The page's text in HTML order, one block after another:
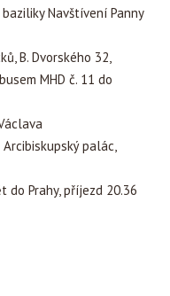
Navštívení Panny
B. Dvorského 32,
MHD č. 11 do
palác,
do Prahy, příjezd 20.36